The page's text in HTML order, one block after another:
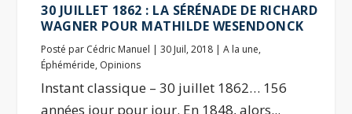
30 JUILLET 1862 : LA SÉRÉNADE DE RICHARD
WAGNER POUR MATHILDE WESENDONCK
Posté par Cédric Manuel |30 Juil, 2018 |A la une,
Éphéméride, Opinions
Instant classique – 30 juillet 1862… 156
années jour pour jour. En 1848, alors...